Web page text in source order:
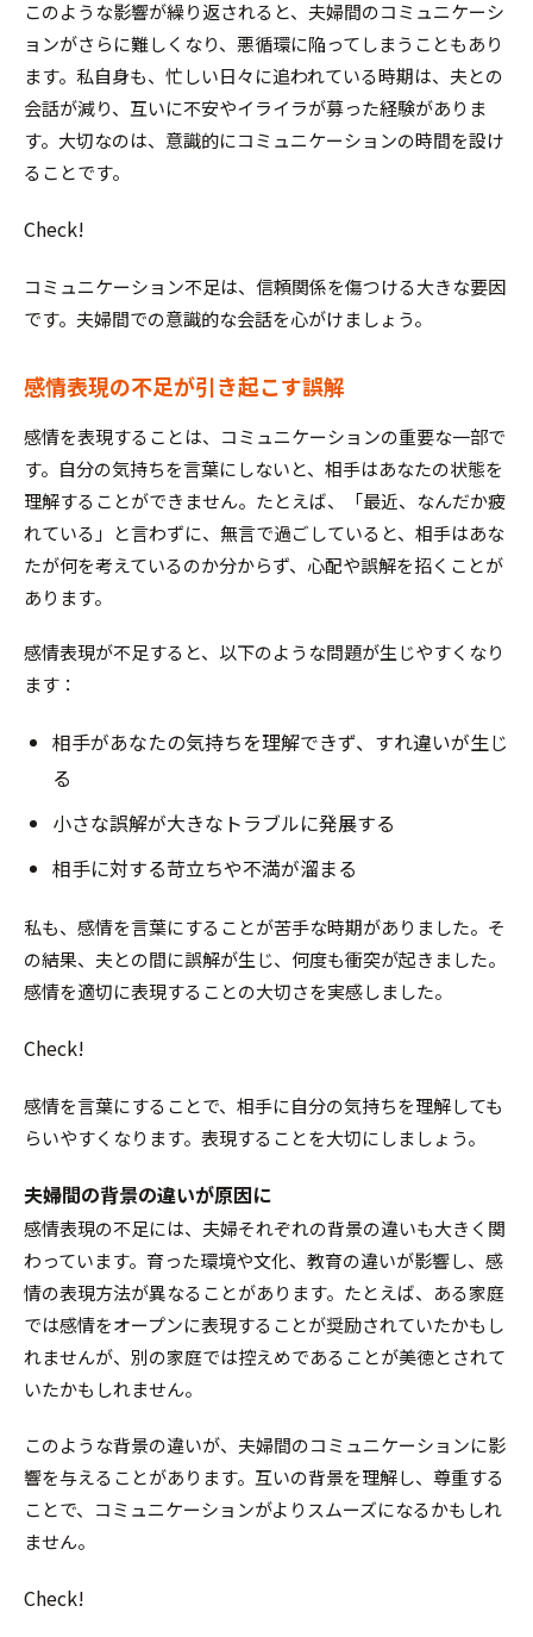
このような影響が繰り返されると、夫婦間のコミュニケーシ
ョンがさらに難しくなり、悪循環に陥ってしまうこともあり
ます。私自身も、忙しい日々に追われている時期は、夫との
会話が減り、互いに不安やイライラが募った経験がありま
す。大切なのは、意識的にコミュニケーションの時間を設け
ることです。
Check!
コミュニケーション不足は、信頼関係を傷つける大きな要因
です。夫婦間での意識的な会話を心がけましょう。
感情表現の不足が引き起こす誤解
感情を表現することは、コミュニケーションの重要な一部で
す。自分の気持ちを言葉にしないと、相手はあなたの状態を
理解することができません。たとえば、「最近、なんだか疲
れている」と言わずに、無言で過ごしていると、相手はあな
たが何を考えているのか分からず、心配や誤解を招くことが
あります。
感情表現が不足すると、以下のような問題が生じやすくなり
ます：
相手があなたの気持ちを理解できず、すれ違いが生じ
る
小さな誤解が大きなトラブルに発展する
相手に対する苛立ちや不満が溜まる
私も、感情を言葉にすることが苦手な時期がありました。そ
の結果、夫との間に誤解が生じ、何度も衝突が起きました。
感情を適切に表現することの大切さを実感しました。
Check!
感情を言葉にすることで、相手に自分の気持ちを理解しても
らいやすくなります。表現することを大切にしましょう。
夫婦間の背景の違いが原因に
感情表現の不足には、夫婦それぞれの背景の違いも大きく関
わっています。育った環境や文化、教育の違いが影響し、感
情の表現方法が異なることがあります。たとえば、ある家庭
では感情をオープンに表現することが奨励されていたかもし
れませんが、別の家庭では控えめであることが美徳とされて
いたかもしれません。
このような背景の違いが、夫婦間のコミュニケーションに影
響を与えることがあります。互いの背景を理解し、尊重する
ことで、コミュニケーションがよりスムーズになるかもしれ
ません。
Check!